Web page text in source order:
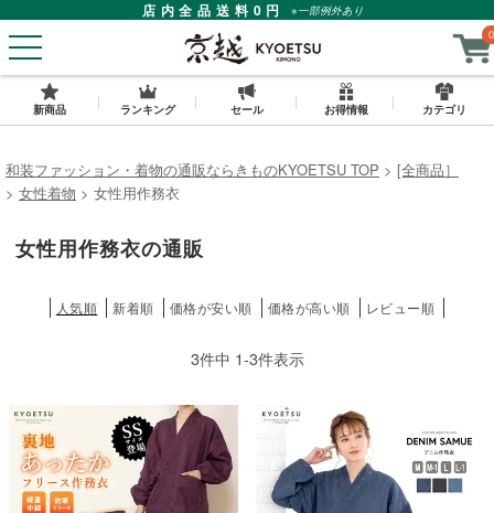
店内全品送料0円
※一部例外あり
0
新商品 ランキング セール お得情報 カテゴリ
和装ファッション・着物の通販ならきものKYOETSU TOP
[全商品］
女性着物
女性用作務衣
女性用作務衣の通販
人気順 新着順 価格が安い順 価格が高い順 レビュー順
3件中 1-3件表示